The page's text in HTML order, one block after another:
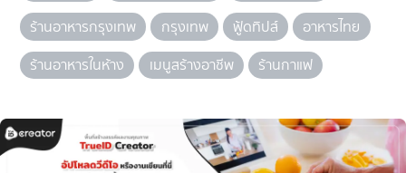
ร้านอาหารกรุงเทพ
กรุงเทพ ฟู้ดทิปส์
อาหารไทย
ร้านอาหารในห้าง
เมนูสร้างอาชีพ ร้านกาแฟ